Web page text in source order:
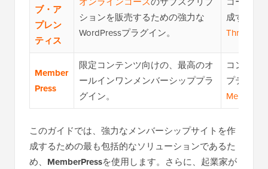
ブ・ア
プレン
ティス
ションを販売するための強力な
WordPressプラグイン。
成するた
Thrive
Member
Press
限定コンテンツ向けの、最高のオ
ールインワンメンバーシッププラ
グイン。
コンテン
プティア
このガイドでは、強力なメンバーシップサイトを作
成するための最も包括的なソリューションであるた
め、 MemberPressを使用します。さらに、起業家が